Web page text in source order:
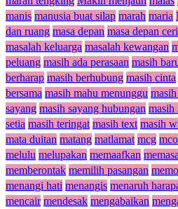
manis manusia buat silap marah maria
dan ruang masa depan masa depan
masalah keluarga masalah kewangan
peluang masih ada perasaan masih
berharap masih berhubung masih cinta
bersama masih mahu menunggu
sayang masih sayang hubungan masih
setia masih teringat masih text masih
mata duitan matang matlamat mcg mco
melulu melupakan memaafkan
memberontak memilih pasangan
menangi hati menangis menaruh
mencair mendesak mengabaikan